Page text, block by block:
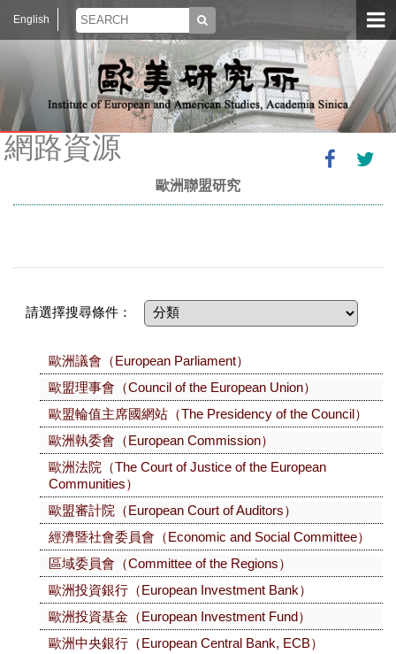
English
網路資源
歐洲聯盟研究
請選擇搜尋條件：
歐洲議會（European Parliament）
歐盟理事會（Council of the European Union）
歐盟輪值主席國網站（The Presidency of the Council）
歐洲執委會（European Commission）
歐洲法院（The Court of Justice of the European
Communities）
歐盟審計院（European Court of Auditors）
經濟暨社會委員會（Economic and Social Committee）
區域委員會（Committee of the Regions）
歐洲投資銀行（European Investment Bank）
歐洲投資基金（European Investment Fund）
歐洲中央銀行（European Central Bank, ECB）